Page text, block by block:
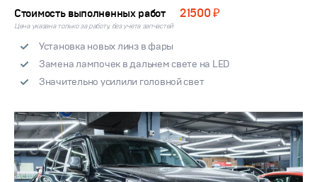
Стоимость выполненных работ 21500 ₽
Цена указана только за работу, без учета запчастей
Установка новых линз в фары
Замена лампочек в дальнем свете на LED
Значительно усилили головной свет